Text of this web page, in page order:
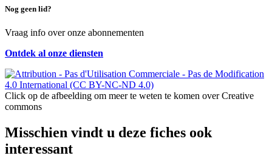
Nog geen lid?
Vraag info over onze abonnementen
Ontdek al onze diensten
Click op de afbeelding om meer te weten te komen over Creative
commons
Misschien vindt u deze fiches ook
interessant